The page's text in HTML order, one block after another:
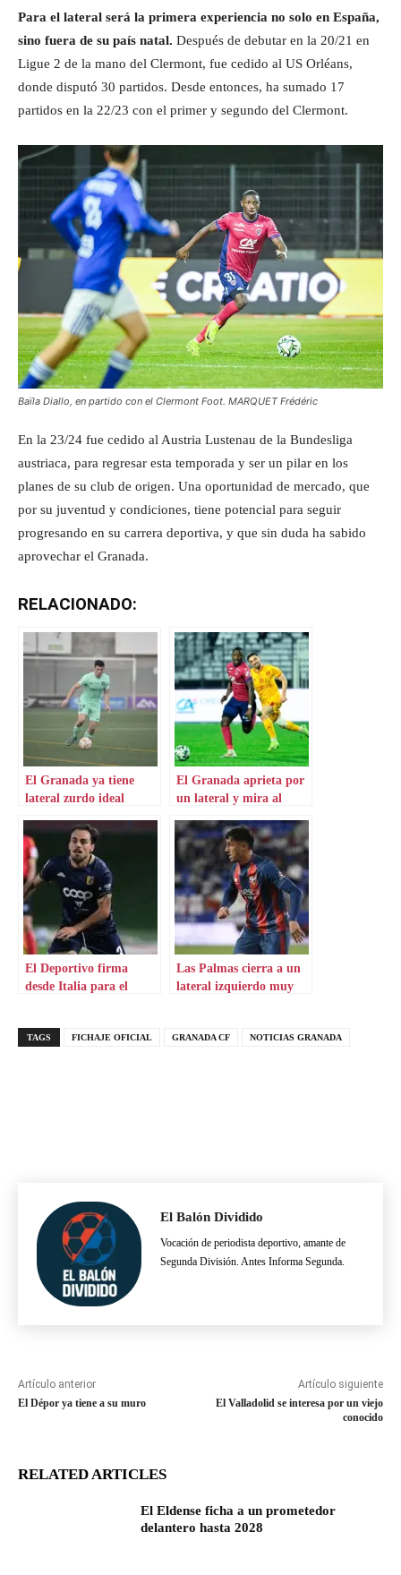
Para el lateral será la primera experiencia no solo en España,
sino fuera de su país natal. Después de debutar en la 20/21 en
Ligue 2 de la mano del Clermont, fue cedido al US Orléans,
donde disputó 30 partidos. Desde entonces, ha sumado 17
partidos en la 22/23 con el primer y segundo del Clermont.
Baïla Diallo, en partido con el Clermont Foot. MARQUET Frédéric
En la 23/24 fue cedido al Austria Lustenau de la Bundesliga
austriaca, para regresar esta temporada y ser un pilar en los
planes de su club de origen. Una oportunidad de mercado, que
por su juventud y condiciones, tiene potencial para seguir
progresando en su carrera deportiva, y que sin duda ha sabido
aprovechar el Granada.
RELACIONADO:
El Granada ya tiene
lateral zurdo ideal
El Granada aprieta por
un lateral y mira al
El Deportivo firma
desde Italia para el
Las Palmas cierra a un
lateral izquierdo muy
TAGS FICHAJE OFICIAL GRANADA CF NOTICIAS GRANADA
El Balón Dividido
Vocación de periodista deportivo, amante de
Segunda División. Antes Informa Segunda.
Artículo anterior
El Dépor ya tiene a su muro
Artículo siguiente
El Valladolid se interesa por un viejo
conocido
RELATED ARTICLES
El Eldense ficha a un prometedor
delantero hasta 2028